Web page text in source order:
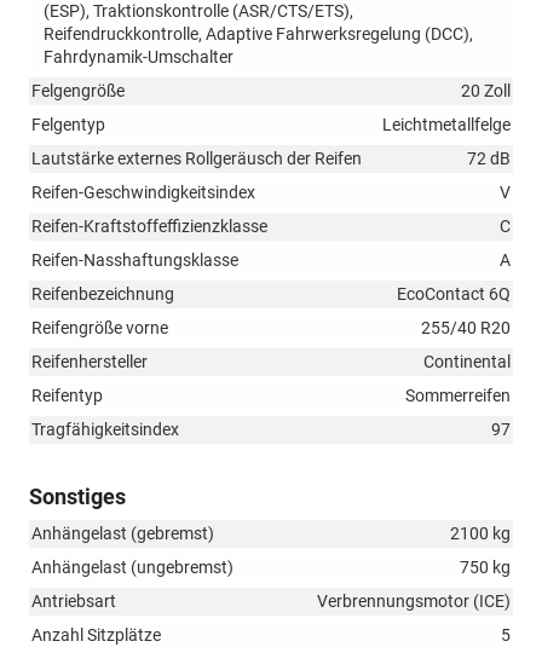
(ESP), Traktionskontrolle (ASR/CTS/ETS),
Reifendruckkontrolle, Adaptive Fahrwerksregelung (DCC),
Fahrdynamik-Umschalter
Felgengröße
20 Zoll
Felgentyp
Leichtmetallfelge
Lautstärke externes Rollgeräusch der Reifen
72 dB
Reifen-Geschwindigkeitsindex
V
Reifen-Kraftstoffeffizienzklasse
C
Reifen-Nasshaftungsklasse
A
Reifenbezeichnung
EcoContact 6Q
Reifengröße vorne
255/40 R20
Reifenhersteller
Continental
Reifentyp
Sommerreifen
Tragfähigkeitsindex
97
Sonstiges
Anhängelast (gebremst)
2100 kg
Anhängelast (ungebremst)
750 kg
Antriebsart
Verbrennungsmotor (ICE)
Anzahl Sitzplätze
5